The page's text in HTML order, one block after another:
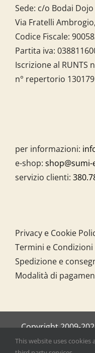
Sede: c/o Bodai Dojo
Via Fratelli
Codice Fiscale:
Partita iva:
Iscrizione al RUNTS
n° repertorio 130179
per informazioni:
e-shop: shop@sumi-
servizio clienti:
Privacy e Cookie
Termini e Condizioni
Spedizione e
Modalità di
Copyright 2009-
This website uses cookies